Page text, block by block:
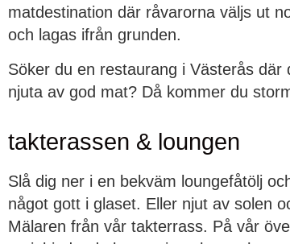
matdestination där råvarorna väljs ut
och lagas ifrån grunden.
Söker du en restaurang i Västerås där
njuta av god mat? Då kommer du
takterassen & loungen
Slå dig ner i en bekväm loungefåtölj
något gott i glaset. Eller njut av solen
Mälaren från vår takterrass. På vår